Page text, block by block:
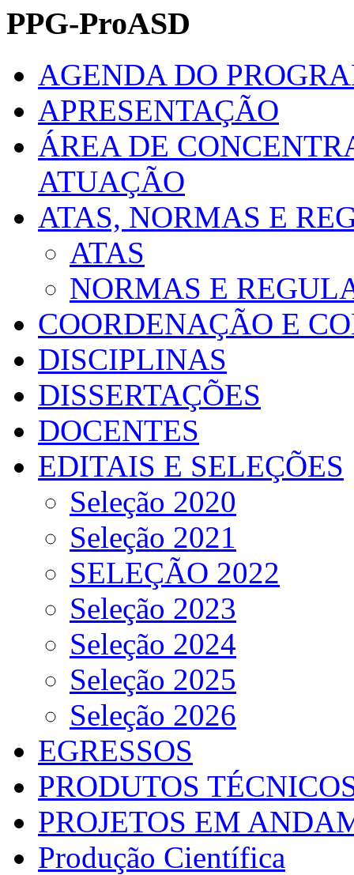
PPG-ProASD
AGENDA DO
APRESENTAÇÃO
ÁREA DE
ATUAÇÃO
ATAS, NORMAS E
ATAS
NORMAS E
COORDENAÇÃO E
DISCIPLINAS
DISSERTAÇÕES
DOCENTES
EDITAIS E SELEÇÕES
Seleção 2020
Seleção 2021
SELEÇÃO 2022
Seleção 2023
Seleção 2024
Seleção 2025
Seleção 2026
EGRESSOS
PRODUTOS
PROJETOS EM
Produção Científica